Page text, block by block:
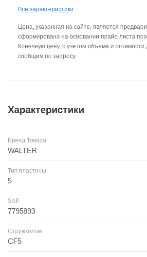
Все характеристики
Цена, указанная на сайте, является
сформирована на основании прайс-листа
Конечную цену, с учетом объема и стоимости
сообщим по запросу.
Характеристики
Бренд Товара
WALTER
Тип пластины
5
SAP
7795893
Стружколом
CF5